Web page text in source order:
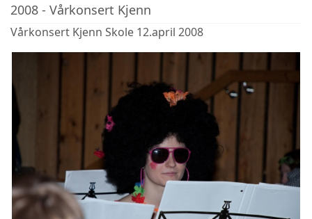
2008 - Vårkonsert Kjenn
Vårkonsert Kjenn Skole 12.april 2008